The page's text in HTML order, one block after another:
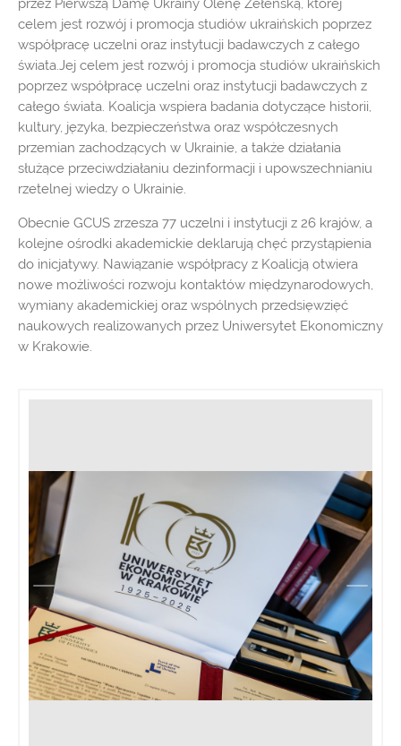
przez Pierwszą Damę Ukrainy Olenę Zełeńską, której
celem jest rozwój i promocja studiów ukraińskich poprzez
współpracę uczelni oraz instytucji badawczych z całego
świata.Jej celem jest rozwój i promocja studiów ukraińskich
poprzez współpracę uczelni oraz instytucji badawczych z
całego świata. Koalicja wspiera badania dotyczące historii,
kultury, języka, bezpieczeństwa oraz współczesnych
przemian zachodzących w Ukrainie, a także działania
służące przeciwdziałaniu dezinformacji i upowszechnianiu
rzetelnej wiedzy o Ukrainie.
Obecnie GCUS zrzesza 77 uczelni i instytucji z 26 krajów, a
kolejne ośrodki akademickie deklarują chęć przystąpienia
do inicjatywy. Nawiązanie współpracy z Koalicją otwiera
nowe możliwości rozwoju kontaktów międzynarodowych,
wymiany akademickiej oraz wspólnych przedsięwzięć
naukowych realizowanych przez Uniwersytet Ekonomiczny
w Krakowie.